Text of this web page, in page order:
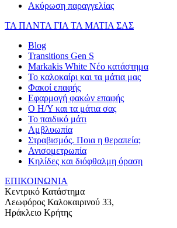
Ακύρωση παραγγελίας
ΤΑ ΠΑΝΤΑ ΓΙΑ ΤΑ ΜΑΤΙΑ ΣΑΣ
Blog
Transitions Gen S
Markakis White Νέο κατάστημα
Το καλοκαίρι και τα μάτια μας
Φακοί επαφής
Εφαρμογή φακών επαφής
Ο Η/Υ και τα μάτια σας
Το παιδικό μάτι
Αμβλυωπία
Στραβισμός. Ποια η θεραπεία;
Ανισομετρωπία
Κηλίδες και διόφθαλμη όραση
ΕΠΙΚΟΙΝΩΝΙΑ
Κεντρικό Κατάστημα
Λεωφόρος Καλοκαιρινού 33,
Ηράκλειο Κρήτης